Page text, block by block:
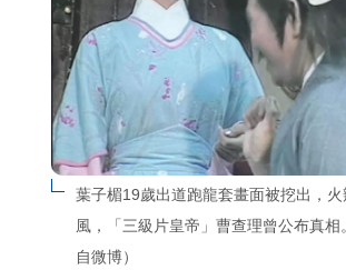
葉子楣19歲出道跑龍套畫面被挖出，
風，「三級片皇帝」曹查理曾公布真相
自微博）